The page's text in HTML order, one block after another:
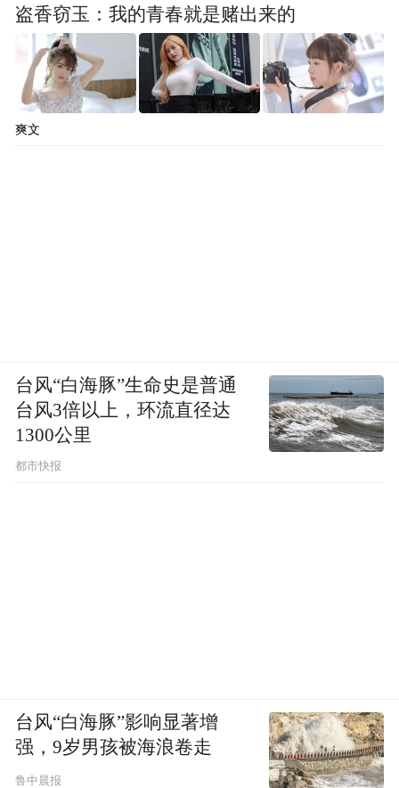
盗香窃玉：我的青春就是赌出来的
爽文
台风“白海豚”生命史是普通
台风3倍以上，环流直径达
1300公里
都市快报
台风“白海豚”影响显著增
强，9岁男孩被海浪卷走
鲁中晨报